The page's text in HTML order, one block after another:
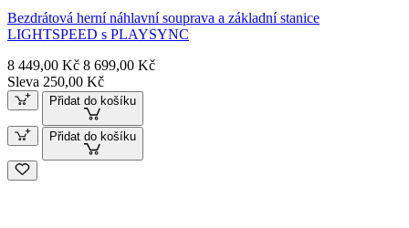
Bezdrátová herní náhlavní souprava a základní stanice
LIGHTSPEED s PLAYSYNC
8 449,00 Kč 8 699,00 Kč
Sleva 250,00 Kč
Přidat do košíku
Přidat do košíku